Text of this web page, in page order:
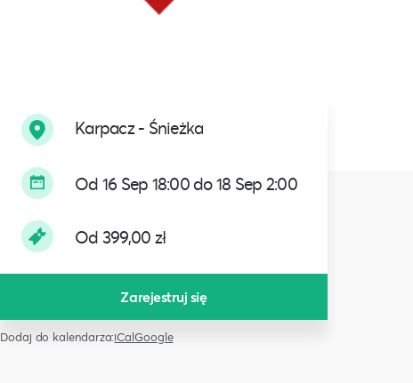
Karpacz - Śnieżka
Od 16 Sep 18:00 do 18 Sep 2:00
Od 399,00 zł
Zarejestruj się
Dodaj do kalendarza:iCalGoogle